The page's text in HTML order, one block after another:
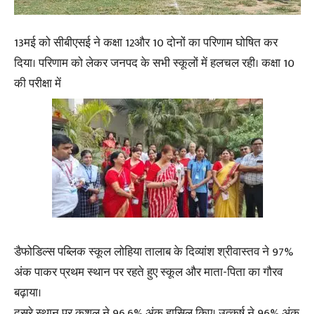
13मई को सीबीएसई ने कक्षा 12और 10 दोनों का परिणाम घोषित कर
दिया। परिणाम को लेकर जनपद के सभी स्कूलों में हलचल रही। कक्षा 10
की परीक्षा में
डैफोडिल्स पब्लिक स्कूल लोहिया तालाब के दिव्यांश श्रीवास्तव ने 97%
अंक पाकर प्रथम स्थान पर रहते हुए स्कूल और माता-पिता का गौरव
बढ़ाया।